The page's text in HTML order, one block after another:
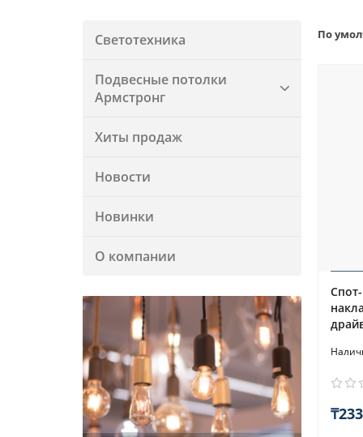
Светотехника
Подвесные потолки
Армстронг
Хиты продаж
Новости
Новинки
О компании
По